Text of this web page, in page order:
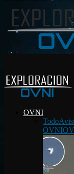
OVNI
Todo
OVNI